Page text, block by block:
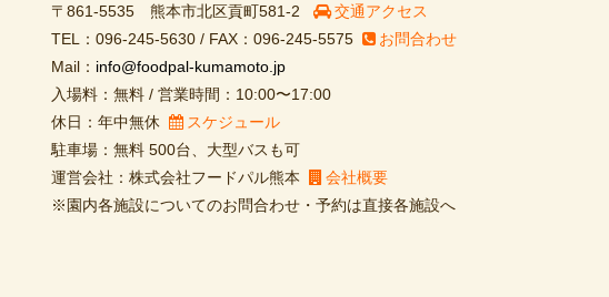
〒861-5535 熊本市北区貢町581-2
交通アクセス
TEL：096-245-5630 / FAX：096-245-5575
お問合わせ
Mail： info@foodpal-kumamoto.jp
入場料：無料 / 営業時間：10:00〜17:00
休日：年中無休
スケジュール
駐車場：無料 500台、大型バスも可
運営会社：株式会社フードパル熊本
会社概要
※園内各施設についてのお問合わせ・予約は直接各施設へ